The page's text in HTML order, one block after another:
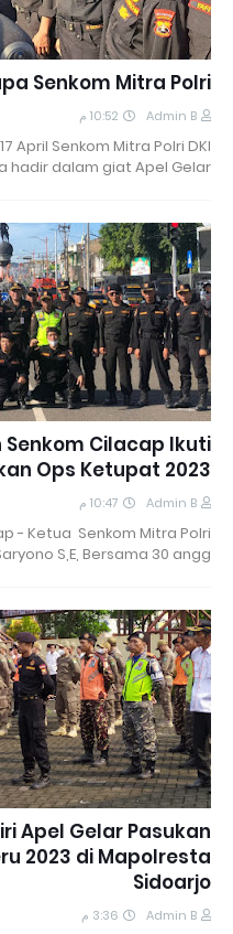
Senkom Mitra Polri
Admin B 10:52 م
April Senkom Mitra Polri DKI
hadir dalam giat Apel Gelar…
Senkom Cilacap Ikuti
Ops Ketupat 2023
Admin B 10:47 م
- Ketua Senkom Mitra Polri
S,E, Bersama 30 angg…
Apel Gelar Pasukan
2023 di Mapolresta
Sidoarjo
Admin B 3:36 م